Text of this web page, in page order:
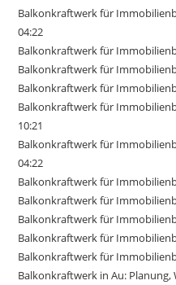
Balkonkraftwerk für
04:22
Balkonkraftwerk für
Balkonkraftwerk für
Balkonkraftwerk für
Balkonkraftwerk für
10:21
Balkonkraftwerk für
04:22
Balkonkraftwerk für
Balkonkraftwerk für
Balkonkraftwerk für
Balkonkraftwerk für
Balkonkraftwerk für
Balkonkraftwerk in Au: